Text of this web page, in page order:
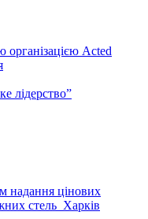
організацією Acted
лідерство”